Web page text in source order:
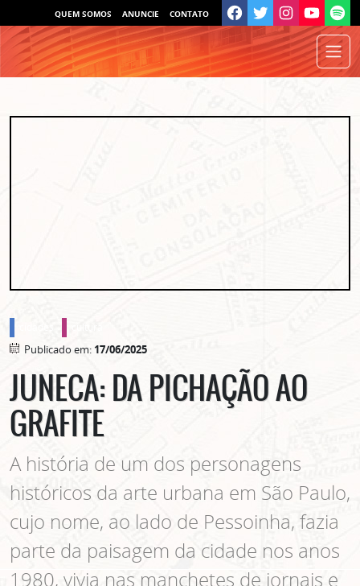
QUEM SOMOS ANUNCIE CONTATO
Publicado em: 17/06/2025
JUNECA: DA PICHAÇÃO AO
GRAFITE
A história de um dos personagens
históricos da arte urbana em São Paulo,
cujo nome, ao lado de Pessoinha, fazia
parte da paisagem da cidade nos anos
1980, vivia nas manchetes de jornais e